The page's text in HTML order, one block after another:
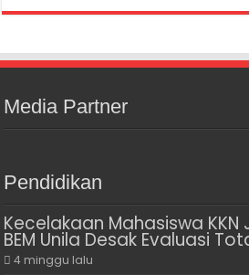
Media Partner
Pendidikan
Kecelakaan Mahasiswa
BEM Unila Desak Evaluasi
4 minggu lalu